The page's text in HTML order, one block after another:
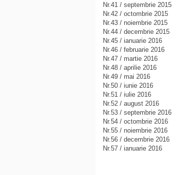
Nr.41 / septembrie 2015
Nr.42 / octombrie 2015
Nr.43 / noiembrie 2015
Nr.44 / decembrie 2015
Nr.45 / ianuarie 2016
Nr.46 / februarie 2016
Nr.47 / martie 2016
Nr.48 / aprilie 2016
Nr.49 / mai 2016
Nr.50 / iunie 2016
Nr.51 / iulie 2016
Nr.52 / august 2016
Nr.53 / septembrie 2016
Nr.54 / octombrie 2016
Nr.55 / noiembrie 2016
Nr.56 / decembrie 2016
Nr.57 / ianuarie 2016